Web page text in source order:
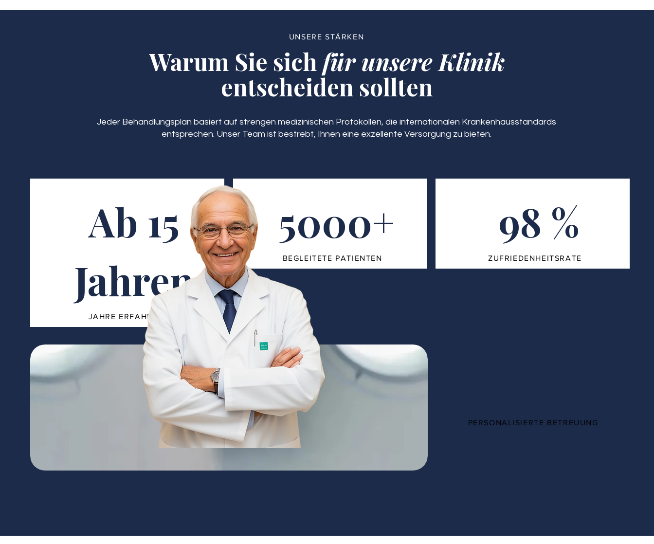
UNSERE STÄRKEN
Warum Sie sich für unsere Klinik
entscheiden sollten
Jeder Behandlungsplan basiert auf strengen medizinischen Protokollen, die internationalen Krankenhausstandards
entsprechen. Unser Team ist bestrebt, Ihnen eine exzellente Versorgung zu bieten.
Ab 15
Jahren
JAHRE ERFAHRUNG
5000+
BEGLEITETE PATIENTEN
98 %
ZUFRIEDENHEITSRATE
PERSONALISIERTE BETREUUNG